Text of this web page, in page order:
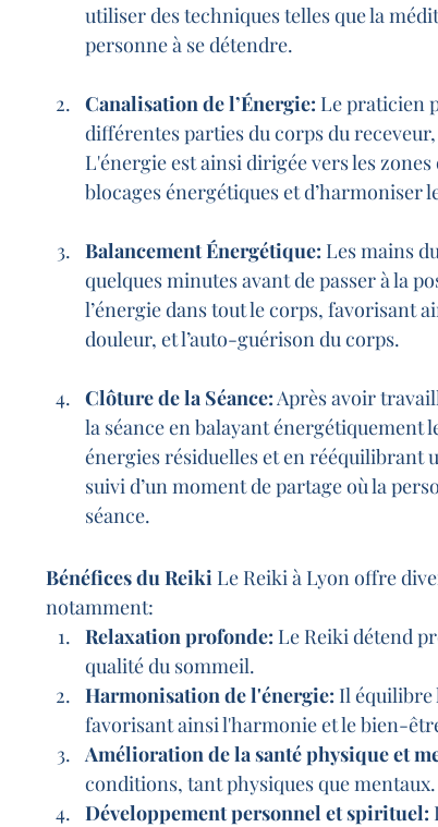
utiliser des techniques telles que la
personne à se détendre.
Canalisation de l’Énergie: Le praticien
différentes parties du corps du
L'énergie est ainsi dirigée vers les
blocages énergétiques et d’harmoniser
Balancement Énergétique: Les mains
quelques minutes avant de passer à la
l’énergie dans tout le corps, favorisant
douleur, et l’auto-guérison du corps.
Clôture de la Séance: Après avoir
la séance en balayant énergétiquement
énergies résiduelles et en rééquilibrant
suivi d’un moment de partage où la
séance.
Bénéfices du Reiki Le Reiki à Lyon offre
notamment:
Relaxation profonde: Le Reiki détend
qualité du sommeil.
Harmonisation de l'énergie: Il équilibre
favorisant ainsi l'harmonie et le bien-
Amélioration de la santé physique et
conditions, tant physiques que mentaux.
Développement personnel et spirituel: